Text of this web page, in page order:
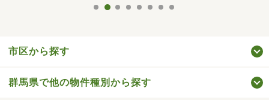
市区から探す
群馬県で他の物件種別から探す